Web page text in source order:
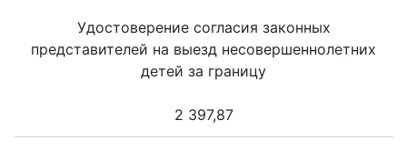
Удостоверение согласия законных
представителей на выезд несовершеннолетних
детей за границу
2 397,87